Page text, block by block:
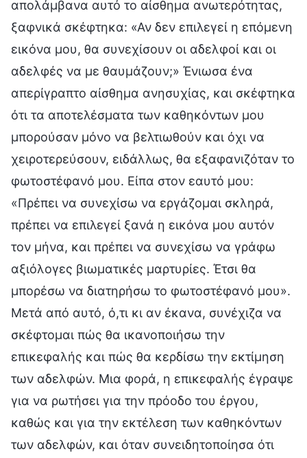
απολάμβανα αυτό το αίσθημα ανωτερότητας,
ξαφνικά σκέφτηκα: «Αν δεν επιλεγεί η επόμενη
εικόνα μου, θα συνεχίσουν οι αδελφοί και οι
αδελφές να με θαυμάζουν;» Ένιωσα ένα
απερίγραπτο αίσθημα ανησυχίας, και σκέφτηκα
ότι τα αποτελέσματα των καθηκόντων μου
μπορούσαν μόνο να βελτιωθούν και όχι να
χειροτερεύσουν, ειδάλλως, θα εξαφανιζόταν το
φωτοστέφανό μου. Είπα στον εαυτό μου:
«Πρέπει να συνεχίσω να εργάζομαι σκληρά,
πρέπει να επιλεγεί ξανά η εικόνα μου αυτόν
τον μήνα, και πρέπει να συνεχίσω να γράφω
αξιόλογες βιωματικές μαρτυρίες. Έτσι θα
μπορέσω να διατηρήσω το φωτοστέφανό μου».
Μετά από αυτό, ό,τι κι αν έκανα, συνέχιζα να
σκέφτομαι πώς θα ικανοποιήσω την
επικεφαλής και πώς θα κερδίσω την εκτίμηση
των αδελφών. Μια φορά, η επικεφαλής έγραψε
για να ρωτήσει για την πρόοδο του έργου,
καθώς και για την εκτέλεση των καθηκόντων
των αδελφών, και όταν συνειδητοποίησα ότι